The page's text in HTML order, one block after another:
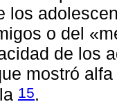
los
o del
de los
mostró
15.